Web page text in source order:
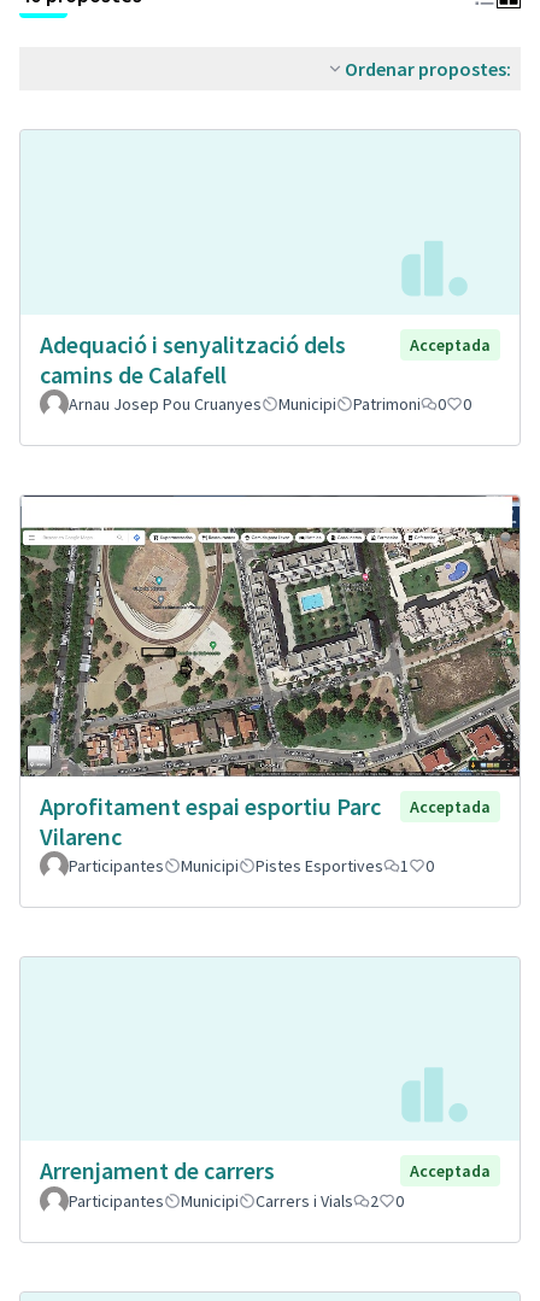
Ordenar propostes:
Adequació i senyalització dels
camins de Calafell
Acceptada
Arnau Josep Pou Cruanyes Municipi Patrimoni 0 0
Aprofitament espai esportiu Parc
Vilarenc
Acceptada
Participantes Municipi Pistes Esportives 1 0
Arrenjament de carrers
Acceptada
Participantes
Municipi Carrers i Vials 2 0